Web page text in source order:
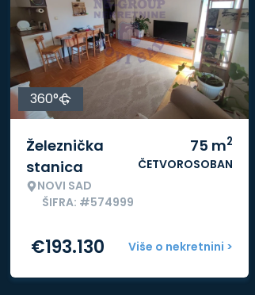
360°
Železnička
stanica
NOVI SAD
ŠIFRA: #574999
75 m2
ČETVOROSOBAN
Više o nekretnini >
€193.130